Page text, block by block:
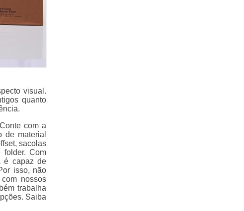
visual.
quanto
com a
material
sacolas
folder. Com
é capaz de
isso, não
nossos
trabalha
Saiba